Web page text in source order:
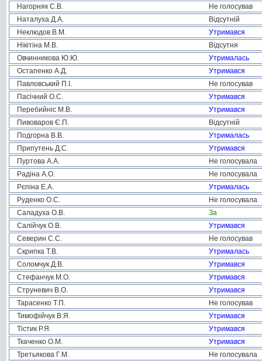
Нагорняк С.В.
Не голосував
Наталуха Д.А.
Відсутній
Неклюдов В.М.
Утримався
Нікітіна М.В.
Відсутня
Овчинникова Ю.Ю.
Утрималась
Остапенко А.Д.
Утримався
Павловський П.І.
Не голосував
Пасічний О.С.
Утримався
Перебийніс М.В.
Утримався
Пивоваров Є.П.
Відсутній
Подгорна В.В.
Утрималась
Припутень Д.С.
Утримався
Пуртова А.А.
Не голосувала
Радіна А.О.
Не голосувала
Рєпіна Е.А.
Утрималась
Руденко О.С.
Не голосувала
Саладуха О.В.
За
Салійчук О.В.
Утримався
Северин С.С.
Не голосував
Скрипка Т.В.
Утрималась
Соломчук Д.В.
Утримався
Стефанчук М.О.
Утримався
Струневич В.О.
Утримався
Тарасенко Т.П.
Не голосував
Тимофійчук В.Я.
Утримався
Тістик Р.Я.
Утримався
Ткаченко О.М.
Утримався
Третьякова Г.М.
Не голосувала